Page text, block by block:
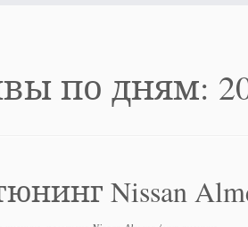
по дням:
Nissan